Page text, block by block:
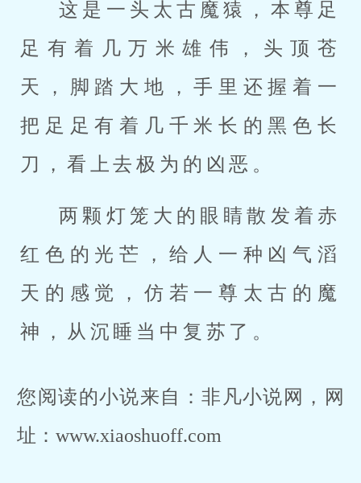
这是一头太古魔猿，本尊足
足有着几万米雄伟，头顶苍
天，脚踏大地，手里还握着一
把足足有着几千米长的黑色长
刀，看上去极为的凶恶。
两颗灯笼大的眼睛散发着赤
红色的光芒，给人一种凶气滔
天的感觉，仿若一尊太古的魔
神，从沉睡当中复苏了。
您阅读的小说来自：非凡小说网，网
址：www.xiaoshuoff.com